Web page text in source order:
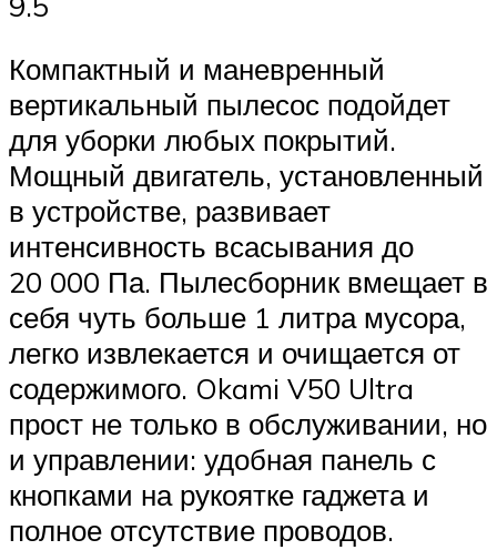
Компактный и маневренный
вертикальный пылесос подойдет
для уборки любых покрытий.
Мощный двигатель, установленный
в устройстве, развивает
интенсивность всасывания до
20 000 Па. Пылесборник вмещает в
себя чуть больше 1 литра мусора,
легко извлекается и очищается от
содержимого. Okami V50 Ultra
прост не только в обслуживании, но
и управлении: удобная панель с
кнопками на рукоятке гаджета и
полное отсутствие проводов.